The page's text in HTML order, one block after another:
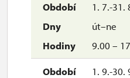
1. 7.-31.
út–ne
9.00 –
1. 9.-30.